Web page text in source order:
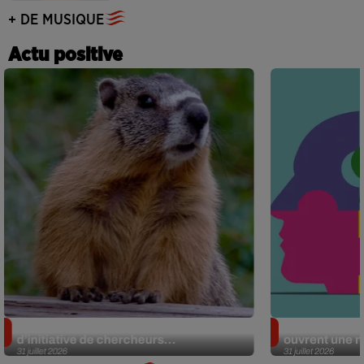
+ DE MUSIQUE
Actu positive
31 juillet 2026
d’initiative de chercheurs...
31 juillet 2026
ouvrent une